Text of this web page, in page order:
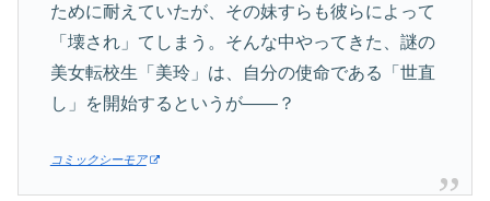
ために耐えていたが、その妹すらも彼らによって
「壊され」てしまう。そんな中やってきた、謎の
美女転校生「美玲」は、自分の使命である「世直
し」を開始するというが――？
コミックシーモア